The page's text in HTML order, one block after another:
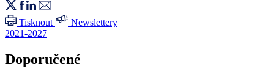
Tisknout
Newslettery
2021-2027
Doporučené